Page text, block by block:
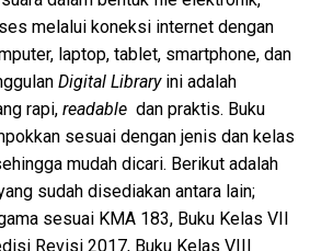
melalui koneksi internet dengan
laptop, tablet, smartphone, dan
Digital Libraryini adalah
rapi, readable dan praktis. Buku
sesuai dengan jenis dan kelas
mudah dicari. Berikut adalah
sudah disediakan antara lain;
sesuai KMA 183, Buku Kelas VII
Revisi 2017, Buku Kelas VIII